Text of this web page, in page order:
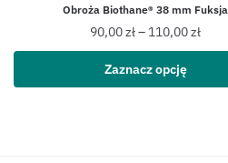
Obroża Biothane® 38 mm Fuksja
90,00zł– 110,00zł
Zaznacz opcję